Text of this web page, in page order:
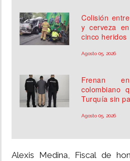
Colisión
y cerveza
cinco heridos
Agosto 05, 2026
Frenan
colombiano
Turquía sin
Agosto 05, 2026
Alexis Medina, Fiscal de